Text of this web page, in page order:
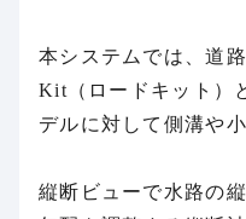
本システムでは、道
Kit（ロードキット）
デルに対して側溝や
縦断ビューで水路の